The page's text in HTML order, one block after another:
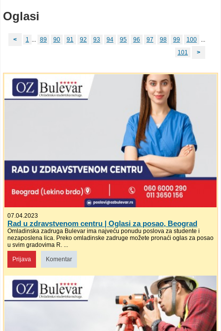
Oglasi
< 1 ... 89 90 91 92 93 94 95 96 97 98 99 100
...
101
>
07.04.2023
Rad u zdravstvenom centru | Oglasi za posao, Beograd
Omladinska zadruga Bulevar ima najveću ponudu poslova za studente i
nezaposlena lica. Preko omladinske zadruge možete pronaći oglas za posao
u svim gradovima R. ...
Prijava Komentar